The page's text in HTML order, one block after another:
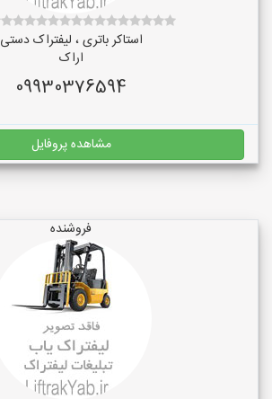
استاکر باتری ، لیفتراک دستی
اراک
09930376594
مشاهده پروفایل
فروشنده